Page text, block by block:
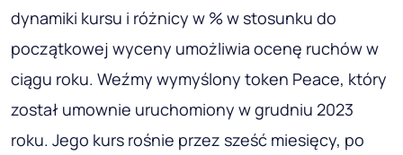
dynamiki kursu i różnicy w % w stosunku do
początkowej wyceny umożliwia ocenę ruchów w
ciągu roku. Weźmy wymyślony token Peace, który
został umownie uruchomiony w grudniu 2023
roku. Jego kurs rośnie przez sześć miesięcy, po